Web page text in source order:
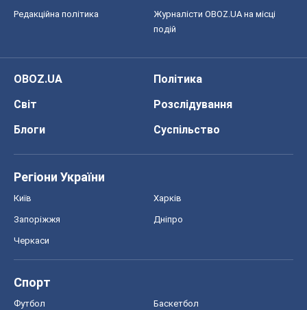
Редакційна політика
Журналісти OBOZ.UA на місці
подій
OBOZ.UA
Політика
Світ
Розслідування
Блоги
Суспільство
Регіони України
Київ Харків
Запоріжжя Дніпро
Черкаси
Спорт
Футбол Баскетбол